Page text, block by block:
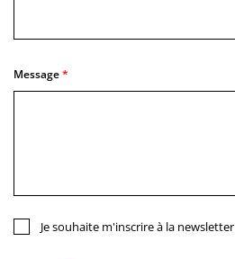
Message
Je souhaite m'inscrire à la newsletter